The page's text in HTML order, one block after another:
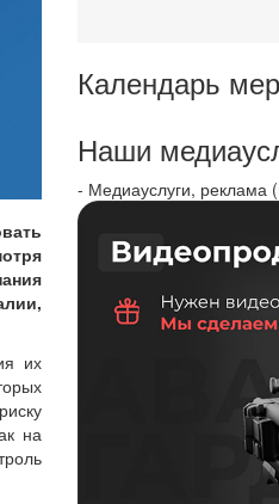
их
на
Календарь
Наши
- Медиауслуги, реклама